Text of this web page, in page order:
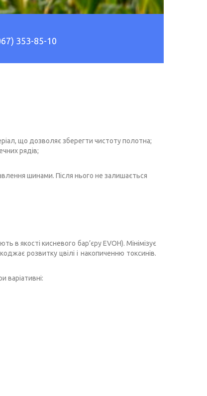
353-85-10
що дозволяє зберегти чистоту полотна;
рядів;
шинами. Після нього не залишається
в якості кисневого бар’єру EVOH). Мінімізує
розвитку цвілі і накопиченню токсинів.
варіативні: